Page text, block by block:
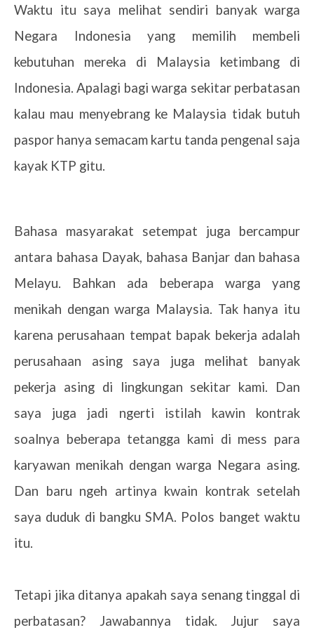
Waktu itu saya melihat sendiri banyak warga
Negara Indonesia yang memilih membeli
kebutuhan mereka di Malaysia ketimbang di
Indonesia. Apalagi bagi warga sekitar perbatasan
kalau mau menyebrang ke Malaysia tidak butuh
paspor hanya semacam kartu tanda pengenal saja
kayak KTP gitu.
Bahasa masyarakat setempat juga bercampur
antara bahasa Dayak, bahasa Banjar dan bahasa
Melayu. Bahkan ada beberapa warga yang
menikah dengan warga Malaysia. Tak hanya itu
karena perusahaan tempat bapak bekerja adalah
perusahaan asing saya juga melihat banyak
pekerja asing di lingkungan sekitar kami. Dan
saya juga jadi ngerti istilah kawin kontrak
soalnya beberapa tetangga kami di mess para
karyawan menikah dengan warga Negara asing.
Dan baru ngeh artinya kwain kontrak setelah
saya duduk di bangku SMA. Polos banget waktu
itu.
Tetapi jika ditanya apakah saya senang tinggal di
perbatasan? Jawabannya tidak. Jujur saya